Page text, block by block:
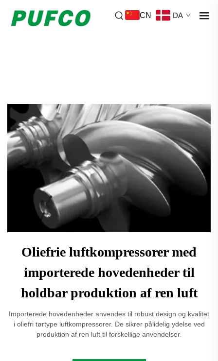
CN DA
Oliefrie luftkompressorer med
importerede hovedenheder til
holdbar produktion af ren luft
Importerede hovedenheder anvendes til robust design og kvalitet
i oliefri tørtype luftkompressorer. De sikrer pålidelig ydelse ved
produktion af ren luft til forskellige anvendelser.